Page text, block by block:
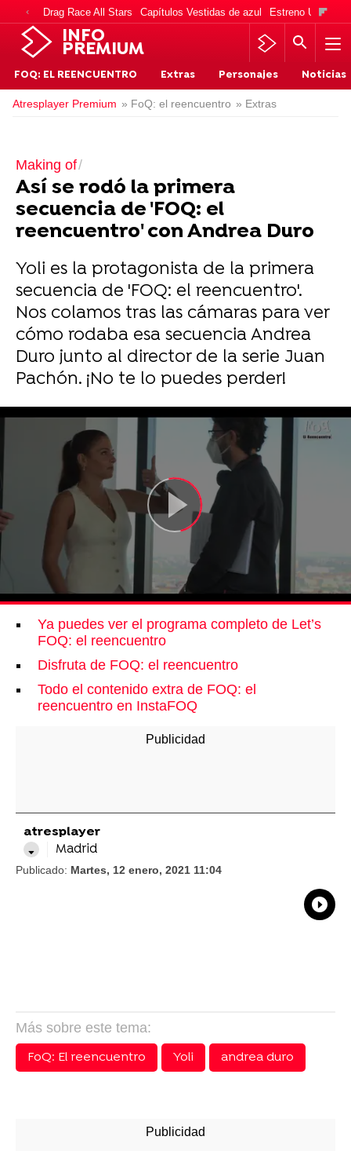
Drag Race All Stars Capítulos Vestidas de azul Estreno Una
INFO
PREMIUM
FOQ: EL REENCUENTRO Extras Personajes Noticias
Atresplayer Premium » FoQ: el reencuentro » Extras
Making of
Así se rodó la primera
secuencia de 'FOQ: el
reencuentro' con Andrea Duro
Yoli es la protagonista de la primera
secuencia de 'FOQ: el reencuentro'.
Nos colamos tras las cámaras para ver
cómo rodaba esa secuencia Andrea
Duro junto al director de la serie Juan
Pachón. ¡No te lo puedes perder!
Ya puedes ver el programa completo de Let’s
FOQ: el reencuentro
Disfruta de FOQ: el reencuentro
Todo el contenido extra de FOQ: el
reencuentro en InstaFOQ
atresplayer
Madrid
Publicado: Martes, 12 enero, 2021 11:04
Más sobre este tema:
FoQ: El reencuentro
Yoli andrea duro